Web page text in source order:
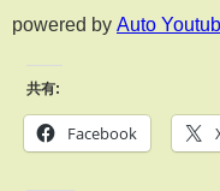
powered by Auto
共有:
Facebook